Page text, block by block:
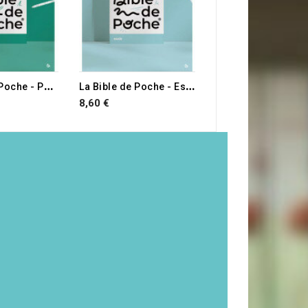
L
a Bible de Poche - Psaumes L
a Bible de Poche - Esaïe
8,60 €